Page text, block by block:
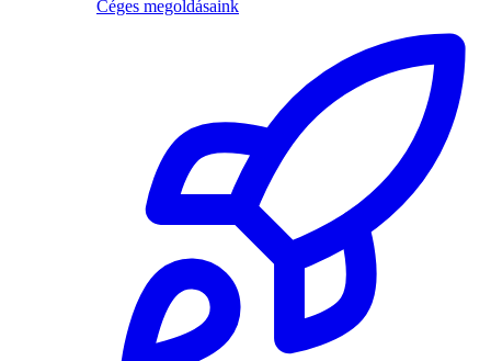
Céges megoldásaink